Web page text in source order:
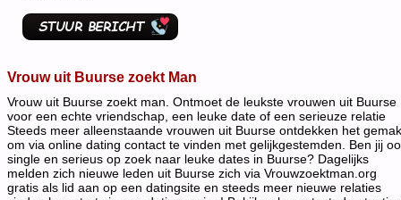
Vrouw uit Buurse zoekt Man
Vrouw uit Buurse zoekt man. Ontmoet de leukste vrouwen uit Buurse
voor een echte vriendschap, een leuke date of een serieuze relatie
Steeds meer alleenstaande vrouwen uit Buurse ontdekken het gemak
om via online dating contact te vinden met gelijkgestemden. Ben jij
single en serieus op zoek naar leuke dates in Buurse? Dagelijks
melden zich nieuwe leden uit Buurse zich via Vrouwzoektman.org
gratis als lid aan op een datingsite en steeds meer nieuwe relaties